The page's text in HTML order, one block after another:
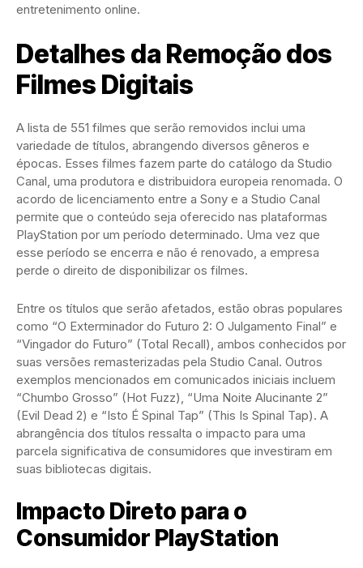
entretenimento online.
Detalhes da Remoção dos
Filmes Digitais
A lista de 551 filmes que serão removidos inclui uma
variedade de títulos, abrangendo diversos gêneros e
épocas. Esses filmes fazem parte do catálogo da Studio
Canal, uma produtora e distribuidora europeia renomada. O
acordo de licenciamento entre a Sony e a Studio Canal
permite que o conteúdo seja oferecido nas plataformas
PlayStation por um período determinado. Uma vez que
esse período se encerra e não é renovado, a empresa
perde o direito de disponibilizar os filmes.
Entre os títulos que serão afetados, estão obras populares
como “O Exterminador do Futuro 2: O Julgamento Final” e
“Vingador do Futuro” (Total Recall), ambos conhecidos por
suas versões remasterizadas pela Studio Canal. Outros
exemplos mencionados em comunicados iniciais incluem
“Chumbo Grosso” (Hot Fuzz), “Uma Noite Alucinante 2”
(Evil Dead 2) e “Isto É Spinal Tap” (This Is Spinal Tap). A
abrangência dos títulos ressalta o impacto para uma
parcela significativa de consumidores que investiram em
suas bibliotecas digitais.
Impacto Direto para o
Consumidor PlayStation